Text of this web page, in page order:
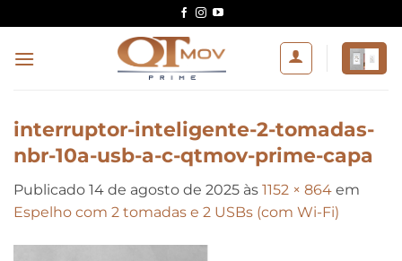
to
content
interruptor-inteligente-2-tomadas-
nbr-10a-usb-a-c-qtmov-prime-capa
Publicado 14 de agosto de 2025 às 1152 × 864 em
Espelho com 2 tomadas e 2 USBs (com Wi-Fi)